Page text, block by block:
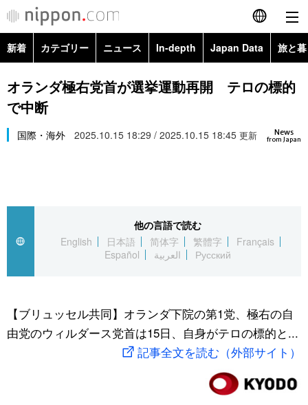
English
简体字
Русский
カテゴリー
経済・ビジネス
国際
文化
トップ
アーカイブ
In-depth
Japan Data
動画/Live
新着 カテゴリー ニュース In-depth Japan Data 旅と
政治・外交
経済・ビジネス
スポーツ・東京2020
Topics
オランダ極右党首が選挙運動再開 テロの標的
で中断
News
from Japan
国際・海外 2025.10.15 18:29 / 2025.10.15 18:45 更新
他の言語で読む
English
日本語 简体字 繁體字
Français
Español
العربية Русский
【ブリュッセル共同】オランダ下院の第1党、極右の自
由党のウィルダース党首は15日、自身がテロの標的と...
記事全文を読む（外部サイト）